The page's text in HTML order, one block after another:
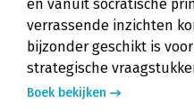
en vanuit socratische
verrassende inzichten
bijzonder geschikt is
strategische
Boek bekijken